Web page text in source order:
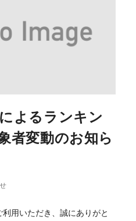
よるランキン
者変動のお知ら
用いただき、誠にありがと